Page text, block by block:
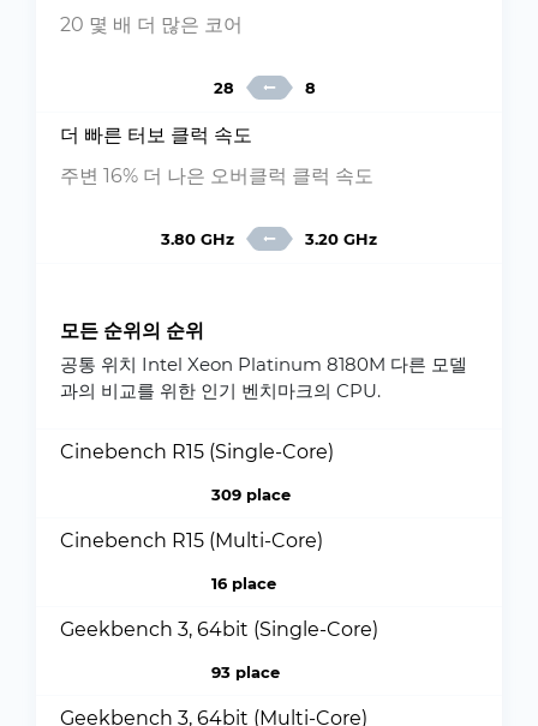
20 몇 배 더 많은 코어
28 8
더 빠른 터보 클럭 속도
주변 16% 더 나은 오버클럭 클럭 속도
3.80 GHz 3.20 GHz
모든 순위의 순위
공통 위치 Intel Xeon Platinum 8180M 다른 모델
과의 비교를 위한 인기 벤치마크의 CPU.
Cinebench R15 (Single-Core)
309 place
Cinebench R15 (Multi-Core)
16 place
Geekbench 3, 64bit (Single-Core)
93 place
Geekbench 3, 64bit (Multi-Core)